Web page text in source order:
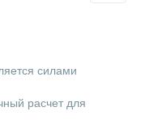
силами
расчет для